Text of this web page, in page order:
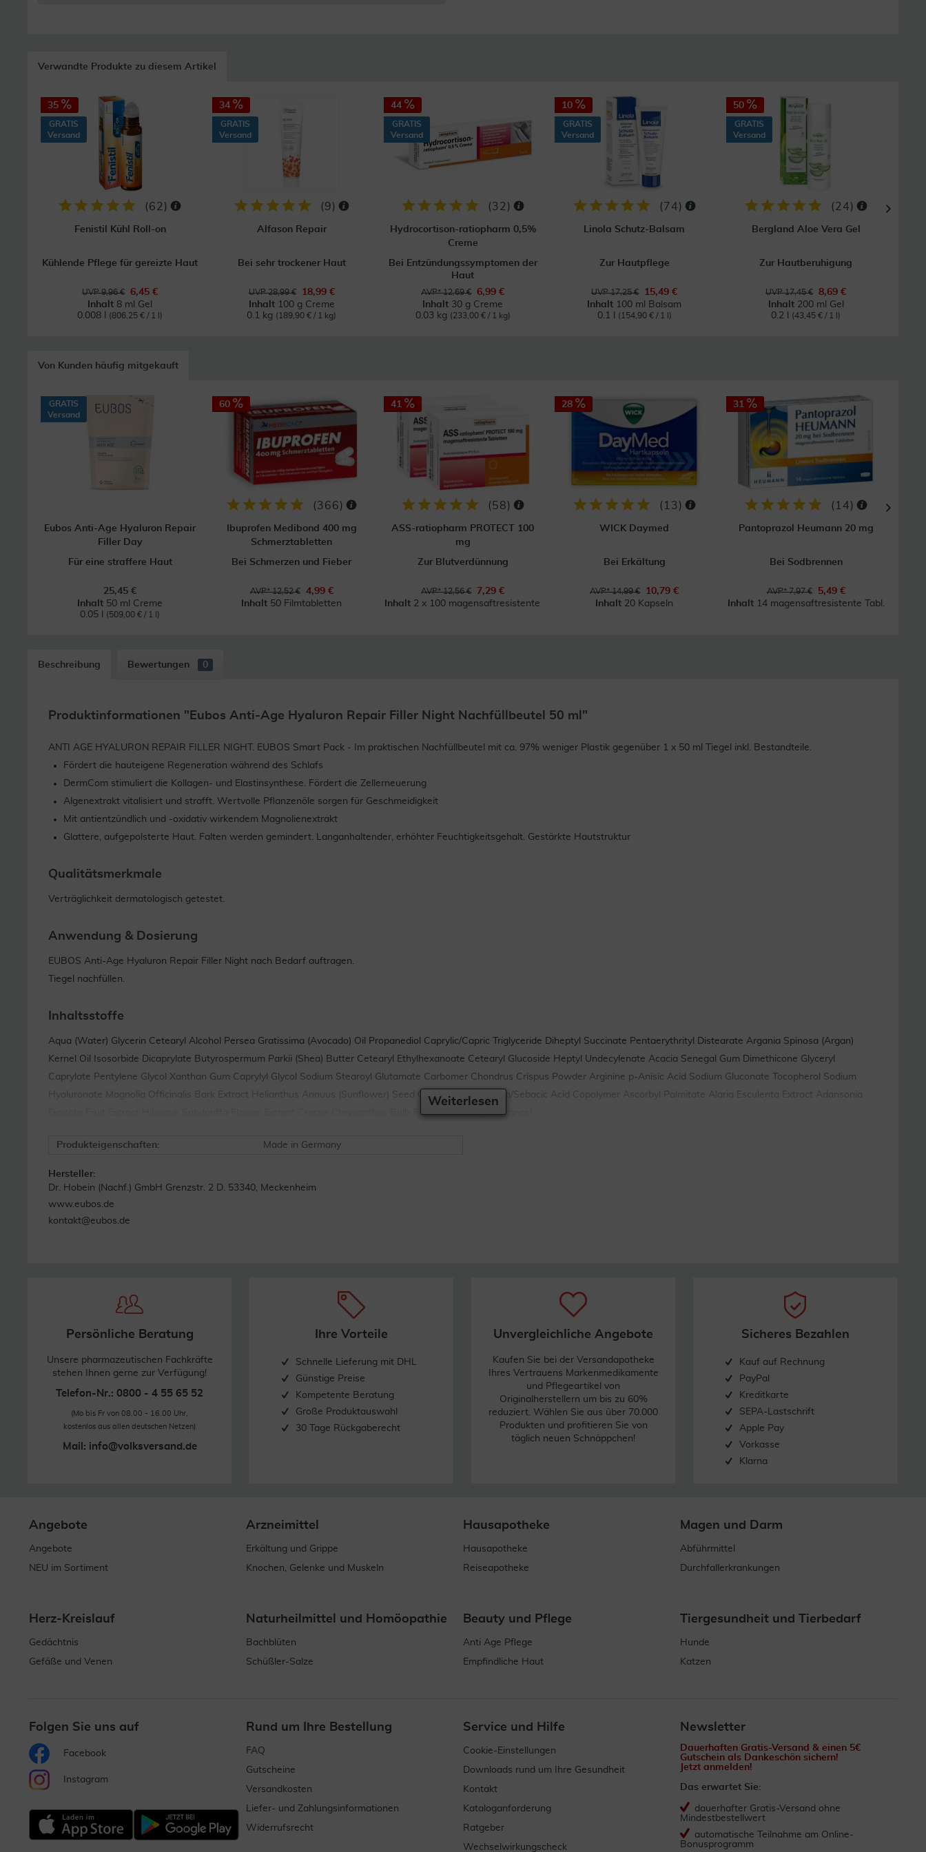
Verwandte Produkte zu diesem Artikel
35
GRATIS
Versand
(62 )
Fenistil Kühl Roll-on
Kühlende Pflege für gereizte Haut
UVP 9,96 €
6,45 €
Inhalt 8 ml Gel
0.008 l
(806,25 € / 1 l)
34
GRATIS
Versand
(9)
Alfason Repair
Bei sehr trockener Haut
UVP 28,99 €
18,99 €
Inhalt 100 g Creme
0.1 kg (189,90 € / 1 kg)
44
GRATIS
Versand
(32 )
Hydrocortison-ratiopharm 0,5%
Creme
Bei Entzündungssymptomen der
Haut
AVP* 12,69 €
6,99 €
Inhalt 30 g Creme
0.03 kg (233,00 € / 1 kg)
10
GRATIS
Versand
( 74)
Linola Schutz-Balsam
Zur Hautpflege
UVP 17,25 €
15,49 €
Inhalt 100 ml Balsam
0.1 l
(154,90 € / 1 l)
50
GRATIS
Versand
(24)
Bergland Aloe Vera Gel
Zur Hautberuhigung
UVP 17,45 €
8,69 €
Inhalt 200 ml Gel
0.2 l
(43,45 € / 1 l)
Von Kunden häufig mitgekauft
GRATIS
Versand
Eubos Anti-Age Hyaluron Repair
Filler Day
Für eine straffere Haut
25,45 €
Inhalt 50 ml Creme
0.05 l
(509,00 € / 1 l)
60
(366)
Ibuprofen Medibond 400 mg
Schmerztabletten
Bei Schmerzen und Fieber
AVP* 12,52 €
4,99 €
Inhalt 50 Filmtabletten
41
(58)
ASS-ratiopharm PROTECT 100
mg
Zur Blutverdünnung
AVP* 12,56 €
7,29 €
Inhalt 2 x 100 magensaftresistente Ta
28
( 13)
WICK Daymed
Bei Erkältung
AVP* 14,99 €
10,79 €
Inhalt 20 Kapseln
31
( 14)
Pantoprazol Heumann 20 mg
Bei Sodbrennen
AVP* 7,97 €
5,49 €
Inhalt 14 magensaftresistente Tabl.
Beschreibung Bewertungen 0
Produktinformationen "Eubos Anti-Age Hyaluron Repair Filler Night Nachfüllbeutel 50 ml"
ANTI AGE HYALURON REPAIR FILLER NIGHT. EUBOS Smart Pack - Im praktischen Nachfüllbeutel mit ca. 97% weniger Plastik gegenüber 1 x 50 ml Tiegel inkl. Bestandteile.
Fördert die hauteigene Regeneration während des Schlafs
DermCom stimuliert die Kollagen- und Elastinsynthese. Fördert die Zellerneuerung
Algenextrakt vitalisiert und strafft. Wertvolle Pflanzenöle sorgen für Geschmeidigkeit
Mit antientzündlich und -oxidativ wirkendem Magnolienextrakt
Glattere, aufgepolsterte Haut. Falten werden gemindert. Langanhaltender, erhöhter Feuchtigkeitsgehalt. Gestärkte Hautstruktur
Qualitätsmerkmale
Verträglichkeit dermatologisch getestet.
Anwendung & Dosierung
EUBOS Anti-Age Hyaluron Repair Filler Night nach Bedarf auftragen.
Tiegel nachfüllen.
Inhaltsstoffe
Aqua (Water) Glycerin Cetearyl Alcohol Persea Gratissima (Avocado) Oil Propanediol Caprylic/Capric Triglyceride Diheptyl Succinate Pentaerythrityl Distearate Argania Spinosa (Argan)
Kernel Oil Isosorbide Dicaprylate Butyrospermum Parkii (Shea) Butter Cetearyl Ethylhexanoate Cetearyl Glucoside Heptyl Undecylenate Acacia Senegal Gum Dimethicone Glyceryl
Caprylate Pentylene Glycol Xanthan Gum Caprylyl Glycol Sodium Stearoyl Glutamate Carbomer Chondrus Crispus Powder Arginine p-Anisic Acid Sodium Gluconate Tocopherol Sodium
Hyaluronate Magnolia Officinalis Bark Extract Helianthus Annuus (Sunflower) Seed Oil Capryloyl Glycerin/Sebacic Acid Copolymer Ascorbyl Palmitate Alaria Esculenta Extract Adansonia
Digitata Fruit Extract Hibiscus Sabdariffa Flower Extract Crocus Chrysanthus Bulb Extract Parfum (Fragrance)
Weiterlesen
Produkteigenschaften: Made in Germany
Hersteller:
Dr. Hobein (Nachf.) GmbH Grenzstr. 2 D. 53340, Meckenheim
www.eubos.de
kontakt@eubos.de
Persönliche Beratung
Unsere pharmazeutischen Fachkräfte
stehen Ihnen gerne zur Verfügung!
Telefon-Nr.: 0800 - 4 55 65 52
(Mo bis Fr von 08.00 - 16.00 Uhr,
kostenlos aus allen deutschen Netzen)
Mail: info@volksversand.de
Ihre Vorteile
Schnelle Lieferung mit DHL
Günstige Preise
Kompetente Beratung
Große Produktauswahl
30 Tage Rückgaberecht
Unvergleichliche Angebote
Kaufen Sie bei der Versandapotheke
Ihres Vertrauens Markenmedikamente
und Pflegeartikel von
Originalherstellern um bis zu 60%
reduziert. Wählen Sie aus über 70.000
Produkten und profitieren Sie von
täglich neuen Schnäppchen!
Sicheres Bezahlen
Kauf auf Rechnung
PayPal
Kreditkarte
SEPA-Lastschrift
Apple Pay
Vorkasse
Klarna
Angebote
Angebote
NEU im Sortiment
Arzneimittel
Erkältung und Grippe
Knochen, Gelenke und Muskeln
Hausapotheke
Hausapotheke
Reiseapotheke
Magen und Darm
Abführmittel
Durchfallerkrankungen
Herz-Kreislauf
Gedächtnis
Gefäße und Venen
Naturheilmittel und Homöopathie
Bachblüten
Schüßler-Salze
Beauty und Pflege
Anti Age Pflege
Empfindliche Haut
Tiergesundheit und Tierbedarf
Hunde
Katzen
Folgen Sie uns auf
Facebook
Instagram
Rund um Ihre Bestellung
FAQ
Gutscheine
Versandkosten
Liefer- und Zahlungsinformationen
Widerrufsrecht
Service und Hilfe
Cookie-Einstellungen
Downloads rund um Ihre Gesundheit
Kontakt
Kataloganforderung
Ratgeber
Wechselwirkungscheck
Newsletter
Dauerhaften Gratis-Versand & einen 5€
Gutschein als Dankeschön sichern!
Jetzt anmelden!
Das erwartet Sie:
dauerhafter Gratis-Versand ohne
Mindestbestellwert
automatische Teilnahme am Online-
Bonusprogramm